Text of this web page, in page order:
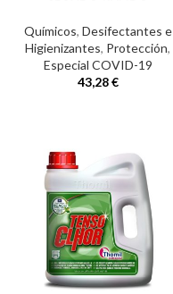
Químicos, Desifectantes e
Higienizantes, Protección,
Especial COVID-19
43,28€